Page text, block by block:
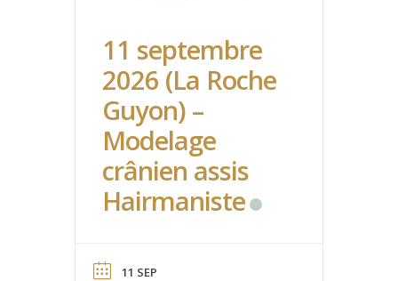
11 septembre
2026 (La Roche
Guyon) –
Modelage
crânien assis
Hairmaniste
11 SEP